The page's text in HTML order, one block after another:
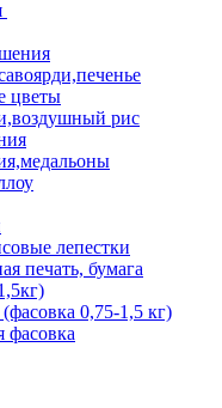
цветы
рис
лепестки
печать, бумага
0,75-1,5 кг)
фасовка